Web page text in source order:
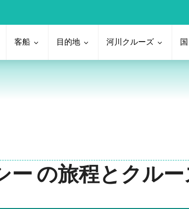
客船 目的地 河川クルーズ 国
ー の旅程とクル